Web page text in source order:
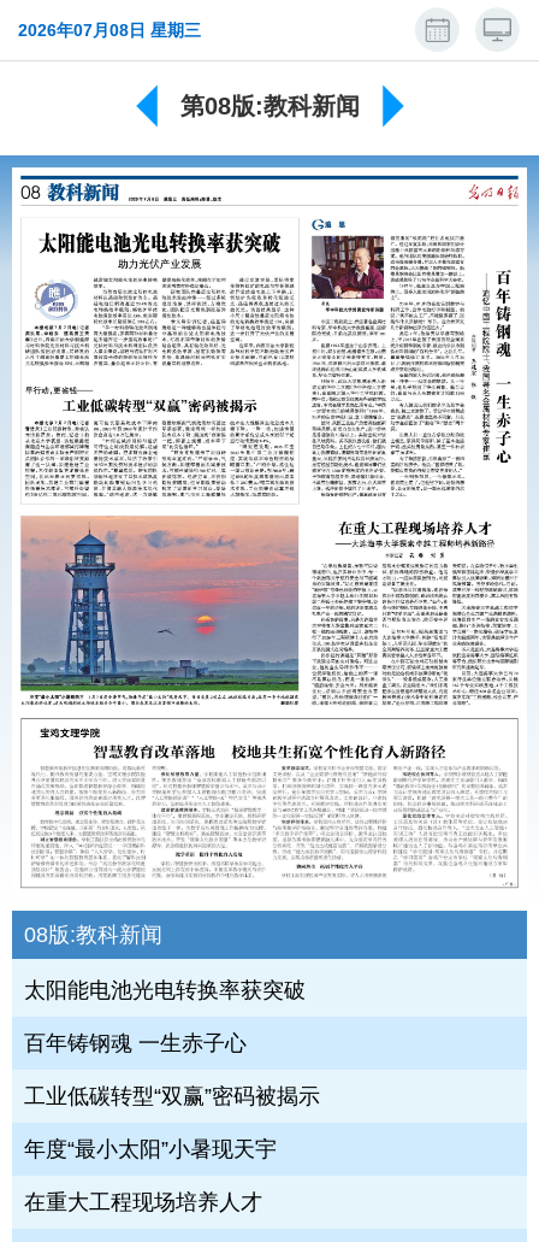
2026年07月08日 星期三
第08版:教科新闻
08版:教科新闻
太阳能电池光电转换率获突破
百年铸钢魂 一生赤子心
工业低碳转型“双赢”密码被揭示
年度“最小太阳”小暑现天宇
在重大工程现场培养人才